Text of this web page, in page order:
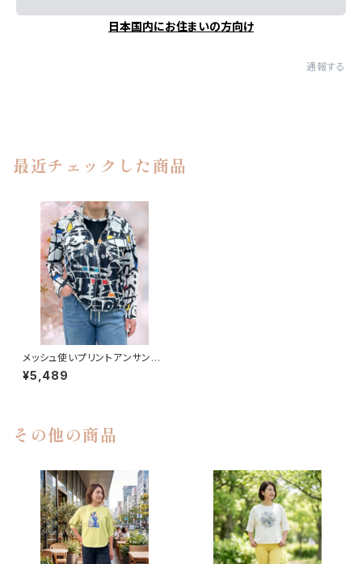
日本国内にお住まいの方向け
通報する
最近チェックした商品
メッシュ使いプリントアンサンブ
ル
¥5,489
その他の商品